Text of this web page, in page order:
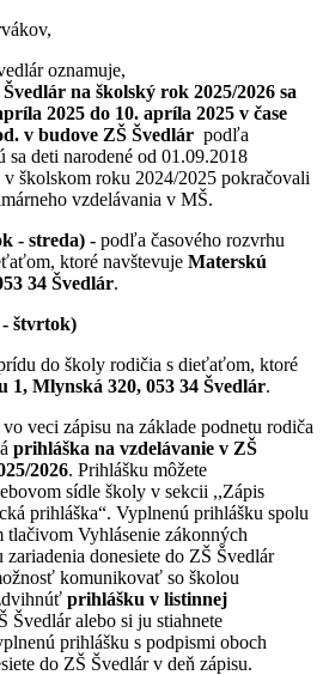
oznamuje,
na školský rok 2025/2026 sa
2025 do 10. apríla 2025 v čase
v budove ZŠ Švedlár podľa
sa deti narodené od 01.09.2018
školskom roku 2024/2025 pokračovali
vzdelávania v MŠ.
- streda) - podľa časového rozvrhu
ktoré navštevuje Materskú
34 Švedlár.
- štvrtok)
do školy rodičia s dieťaťom, ktoré
1, Mlynská 320, 053 34 Švedlár.
veci zápisu na základe podnetu rodiča
prihláška na vzdelávanie v ZŠ
2026. Prihlášku môžete
sídle školy v sekcii ,,Zápis
prihláška“. Vyplnenú prihlášku spolu
tlačivom Vyhlásenie zákonných
donesiete do ZŠ Švedlár
komunikovať so školou
prihlášku v listinnej
Švedlár alebo si ju stiahnete
prihlášku s podpismi oboch
do ZŠ Švedlár v deň zápisu.